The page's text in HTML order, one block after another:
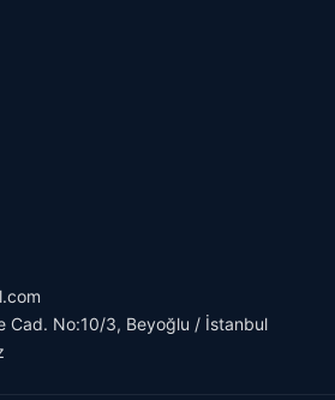
Cad. No:10/3, Beyoğlu / İstanbul